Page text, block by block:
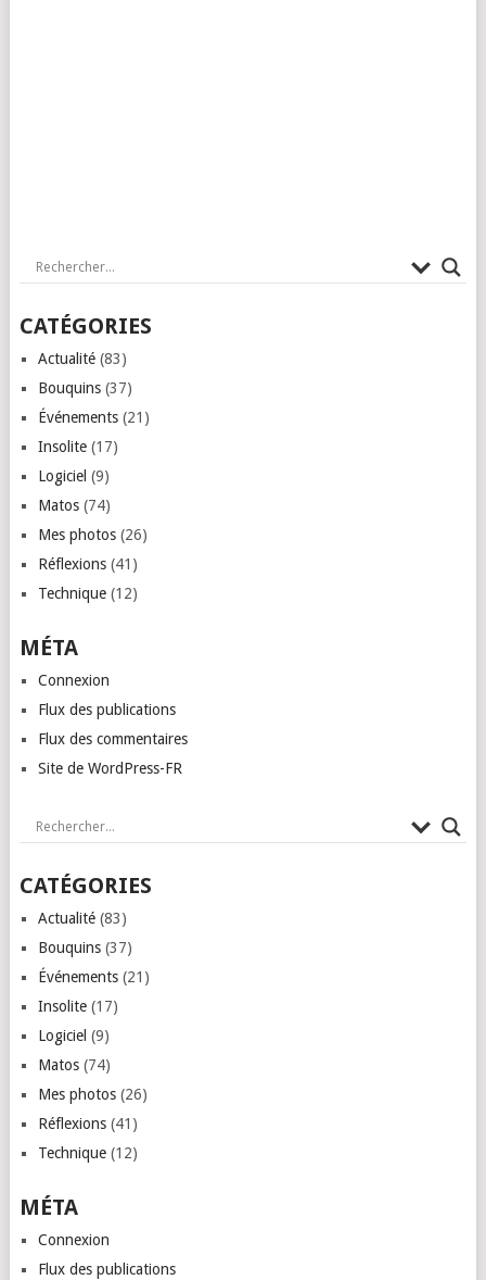
CATÉGORIES
Actualité(83)
Bouquins(37)
Événements(21)
Insolite(17)
Logiciel (9)
Matos(74)
Mes photos(26)
Réflexions(41)
Technique(12)
MÉTA
Connexion
Flux des publications
Flux des commentaires
Site de WordPress-FR
CATÉGORIES
Actualité(83)
Bouquins(37)
Événements(21)
Insolite(17)
Logiciel (9)
Matos(74)
Mes photos(26)
Réflexions(41)
Technique(12)
MÉTA
Connexion
Flux des publications